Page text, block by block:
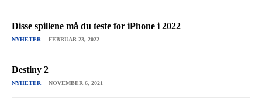
Disse spillene må du teste for iPhone i 2022
NYHETER FEBRUAR 23, 2022
Destiny 2
NYHETER NOVEMBER 6, 2021